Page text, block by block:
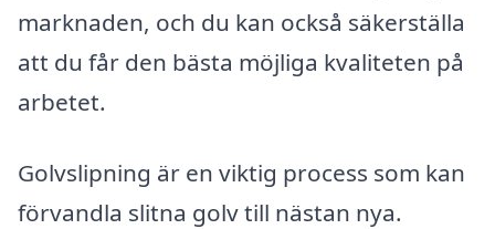
marknaden, och du kan också säkerställa
att du får den bästa möjliga kvaliteten på
arbetet.
Golvslipning är en viktig process som kan
förvandla slitna golv till nästan nya.